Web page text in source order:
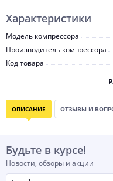
Характеристики
Модель компрессора
Производитель компрессора
Код товара
ОПИСАНИЕ ОТЗЫВЫ И
Будьте в курсе!
Новости, обзоры и акции